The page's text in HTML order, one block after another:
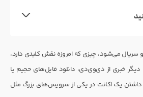
سریال می‌شود، چیزی که امروزه نقش کلیدی دارد،
خبری از دی‌وی‌دی، دانلود فایل‌های حجیم یا
داشتن یک اکانت در یکی از سرویس‌های بزرگ مثل